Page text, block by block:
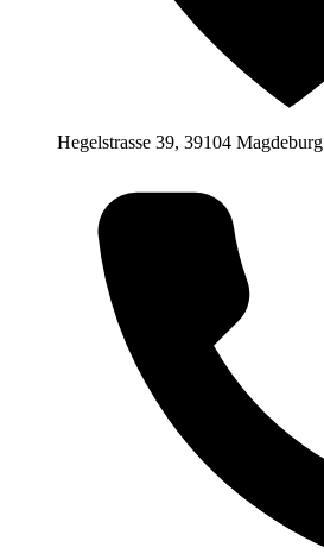
Hegelstrasse 39, 39104 Magdeburg